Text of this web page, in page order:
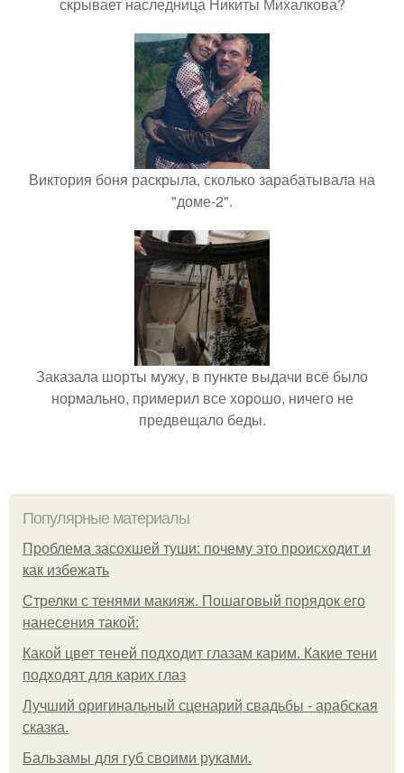
скрывает наследница Никиты Михалкова?
Виктория боня раскрыла, сколько зарабатывала на
"доме-2".
Заказала шорты мужу, в пункте выдачи всё было
нормально, примерил все хорошо, ничего не
предвещало беды.
Популярные материалы
Проблема засохшей туши: почему это происходит и
как избежать
Стрелки с тенями макияж. Пошаговый порядок его
нанесения такой:
Какой цвет теней подходит глазам карим. Какие тени
подходят для карих глаз
Лучший оригинальный сценарий свадьбы - арабская
сказка.
Бальзамы для губ своими руками.